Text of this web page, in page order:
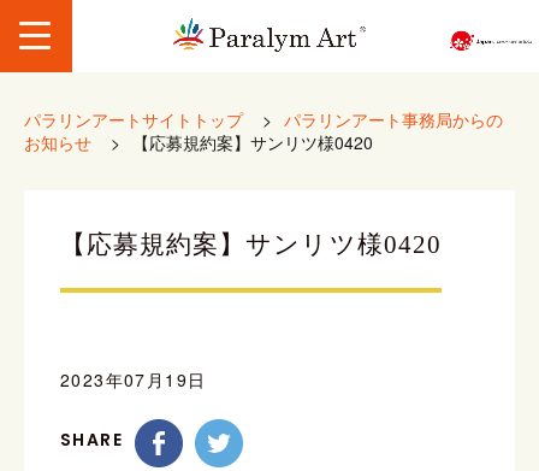
パラリンアートサイトトップ > パラリンアート事務局からの
お知らせ
> 【応募規約案】サンリツ様0420
【応募規約案】サンリツ様0420
2023年07月19日
SHARE